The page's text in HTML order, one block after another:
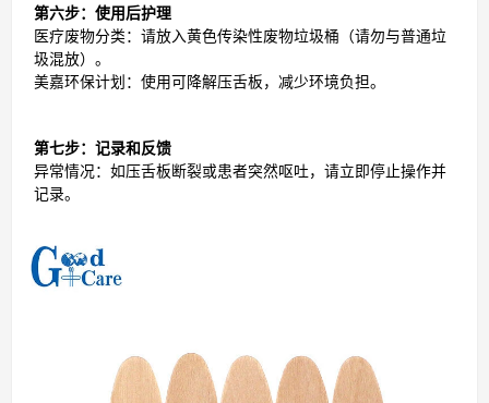
第六步：使用后护理
医疗废物分类：请放入黄色传染性废物垃圾桶（请勿与普通垃
圾混放）。
美嘉环保计划：使用可降解压舌板，减少环境负担。
第七步：记录和反馈
异常情况：如压舌板断裂或患者突然呕吐，请立即停止操作并
记录。